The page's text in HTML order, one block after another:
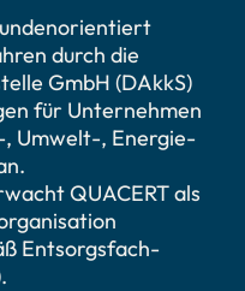
durch die
GmbH (DAkkS)
für Unternehmen
Umwelt-, Energie-
QUACERT als
Entsorgsfach­